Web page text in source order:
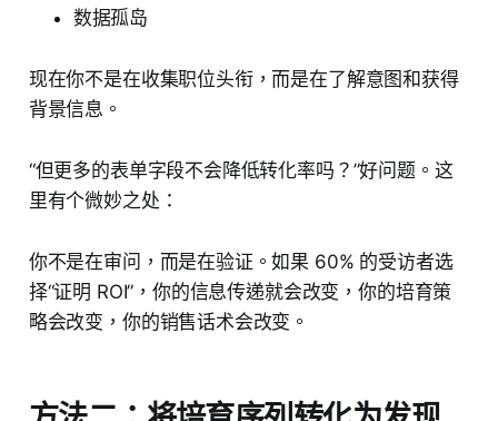
数据孤岛
现在你不是在收集职位头衔，而是在了解意图和获得
背景信息。
“但更多的表单字段不会降低转化率吗？”好问题。这
里有个微妙之处：
你不是在审问，而是在验证。如果 60% 的受访者选
择“证明 ROI”，你的信息传递就会改变，你的培育策
略会改变，你的销售话术会改变。